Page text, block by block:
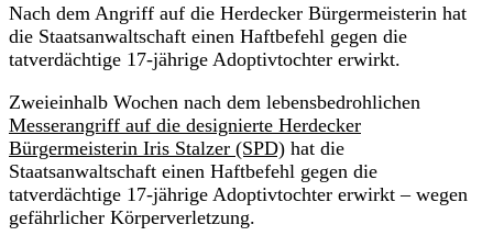
Nach dem Angriff auf die Herdecker Bürgermeisterin hat
die Staatsanwaltschaft einen Haftbefehl gegen die
tatverdächtige 17-jährige Adoptivtochter erwirkt.
Zweieinhalb Wochen nach dem lebensbedrohlichen
Messerangriff auf die designierte Herdecker
Bürgermeisterin Iris Stalzer (SPD) hat die
Staatsanwaltschaft einen Haftbefehl gegen die
tatverdächtige 17-jährige Adoptivtochter erwirkt – wegen
gefährlicher Körperverletzung.